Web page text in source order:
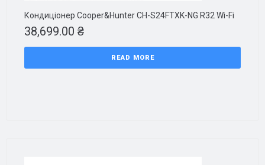
Кондиціонер Cooper&Hunter CH-S24FTXK-NG R32 Wi-Fi
38,699.00 ₴
READ MORE